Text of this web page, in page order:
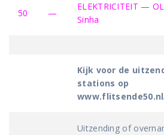
50 —
ELEKTRICITEIT —
Sinha
Kijk voor de
stations op
Uitzending of